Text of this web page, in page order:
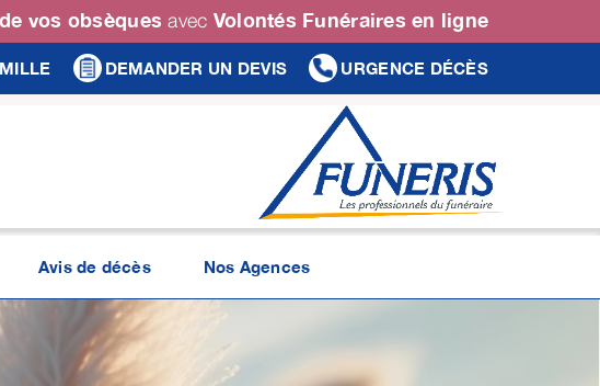
vos obsèques avec Volontés Funéraires en ligne
DEMANDER UN DEVIS URGENCE DÉCÈS
Avis de décès Nos Agences